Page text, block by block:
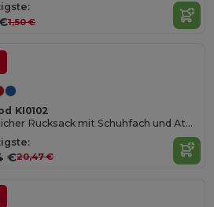
1,50 €
KI0102
Sportlicher Rucksack mit Schuhfach und Atmungsaktivem Rücken
€20,47 €